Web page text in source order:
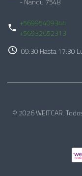
+56995409344
+56932652313
09:30 Hasta 17:30
© 2026 WEITCAR.